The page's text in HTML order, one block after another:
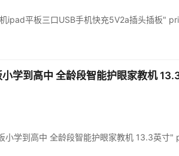
ipad平板三口USB手机快充5V2a插头插板"
学到高中 全龄段智能护眼家教机
学到高中 全龄段智能护眼家教机 13.3英寸